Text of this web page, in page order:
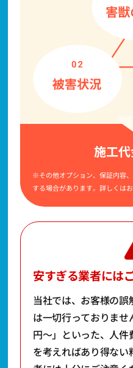
施工
※その他オプション、保証内容
する場合があります。詳しくは
安すぎる業者には
当社では、お客様の
は一切行っておりませ
円〜」といった、人
を考えればあり得な